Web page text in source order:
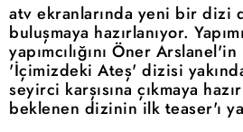
atv ekranlarında yeni bir dizi
buluşmaya hazırlanıyor.
yapımcılığını Öner
'İçimizdeki Ateş' dizisi
seyirci karşısına çıkmaya
beklenen dizinin ilk teaser'ı